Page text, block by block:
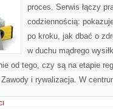
proces. Serwis łączy
codziennością:
po kroku, jak dbać o
w duchu mądrego
od tego, czy są na etapie
Zawody i rywalizacja. W